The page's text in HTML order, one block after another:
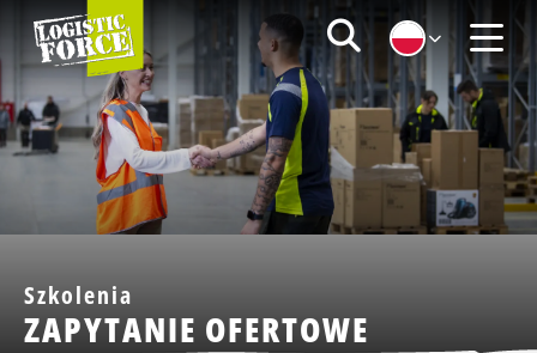
Logistic
Force
|
PL
Zoeken
Menu
Szkolenia
ZAPYTANIE OFERTOWE